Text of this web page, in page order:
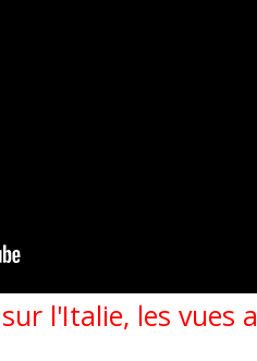
l'Italie, les vues